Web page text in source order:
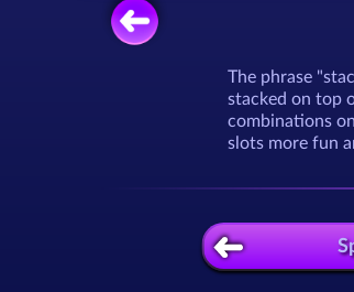
The phrase
stacked on top
combinations
slots more fun